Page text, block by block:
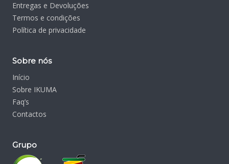
Entregas e Devoluções
Termos e condições
Política de privacidade
Sobre nós
Início
Sobre IKUMA
Faq’s
Contactos
Grupo